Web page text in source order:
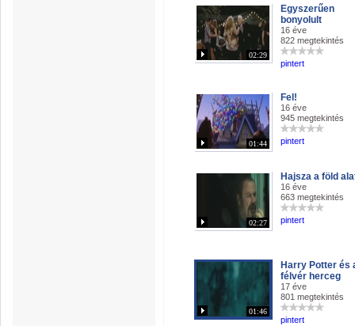
02:29
Egyszerűen
bonyolult
16 éve
822 megtekintés
pintert
01:44
Fel!
16 éve
945 megtekintés
pintert
02:27
Hajsza a föld
16 éve
663 megtekintés
pintert
01:46
Harry Potter és
félvér herceg
17 éve
801 megtekintés
pintert